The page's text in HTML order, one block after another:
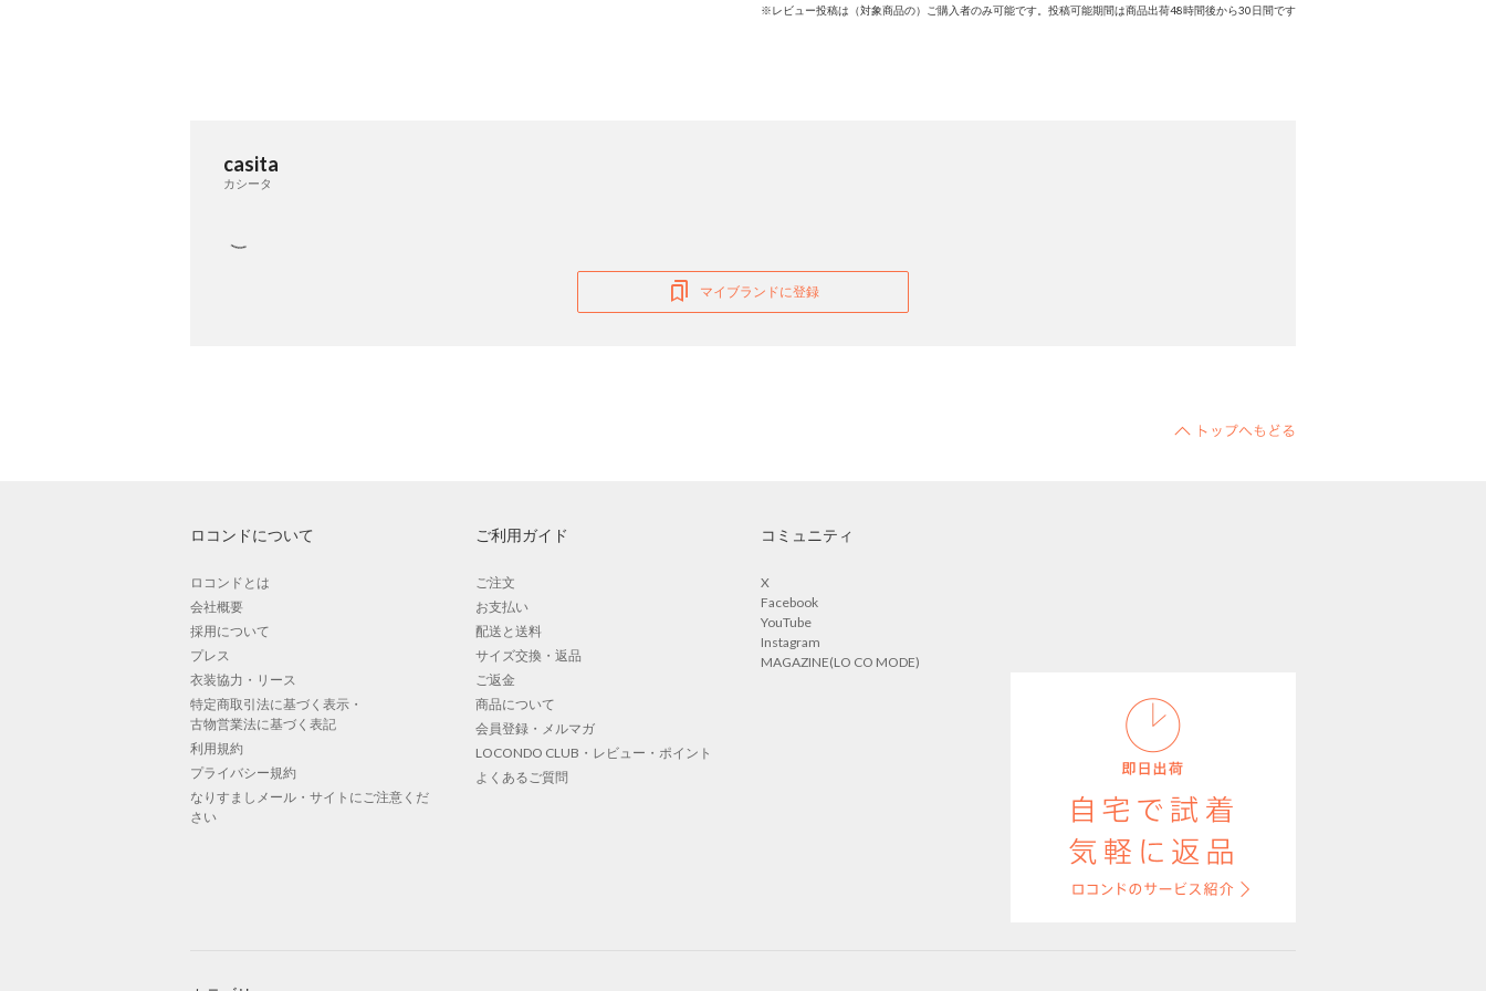
※レビュー投稿は（対象商品の）ご購入者のみ可能です。投稿可能期間は商品出荷48時間後から30日間です
casita
カシータ
マイブランドに登録
ロコンドについて
ロコンドとは
会社概要
採用について
プレス
衣装協力・リース
特定商取引法に基づく表示・
古物営業法に基づく表記
利用規約
プライバシー規約
なりすましメール・サイトにご注意くだ
さい
ご利用ガイド
ご注文
お支払い
配送と送料
サイズ交換・返品
ご返金
商品について
会員登録・メルマガ
LOCONDO CLUB・レビュー・ポイント
よくあるご質問
コミュニティ
X
Facebook
YouTube
Instagram
MAGAZINE(LO CO MODE)